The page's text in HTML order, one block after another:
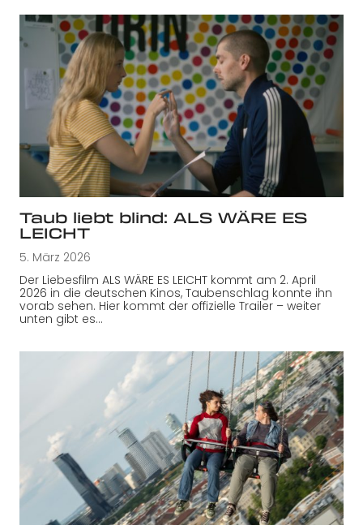
Taub liebt blind: ALS WÄRE ES
LEICHT
5. März 2026
Der Liebesfilm ALS WÄRE ES LEICHT kommt am 2. April
2026 in die deutschen Kinos, Taubenschlag konnte ihn
vorab sehen. Hier kommt der offizielle Trailer – weiter
unten gibt es…